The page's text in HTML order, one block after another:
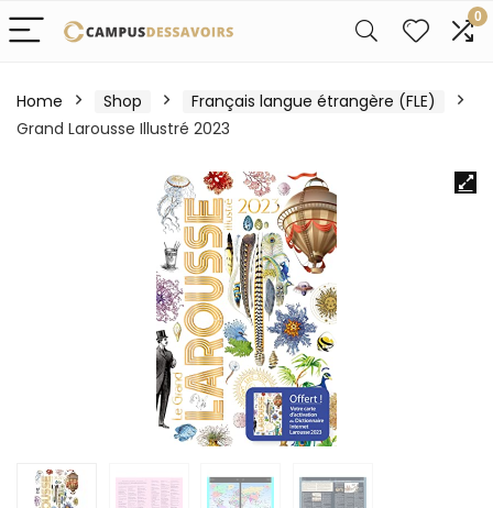
0
Home Shop
Français langue étrangère (FLE)
Grand Larousse Illustré 2023